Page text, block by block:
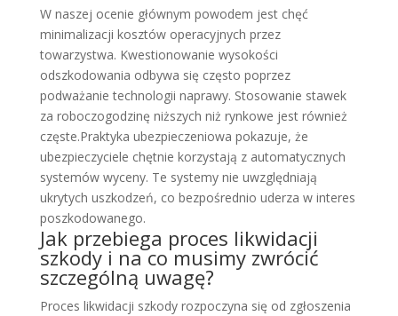
W naszej ocenie głównym powodem jest chęć
minimalizacji kosztów operacyjnych przez
towarzystwa. Kwestionowanie wysokości
odszkodowania odbywa się często poprzez
podważanie technologii naprawy. Stosowanie stawek
za roboczogodzinę niższych niż rynkowe jest również
częste.Praktyka ubezpieczeniowa pokazuje, że
ubezpieczyciele chętnie korzystają z automatycznych
systemów wyceny. Te systemy nie uwzględniają
ukrytych uszkodzeń, co bezpośrednio uderza w interes
poszkodowanego.
Jak przebiega proces likwidacji
szkody i na co musimy zwrócić
szczególną uwagę?
Proces likwidacji szkody rozpoczyna się od zgłoszenia